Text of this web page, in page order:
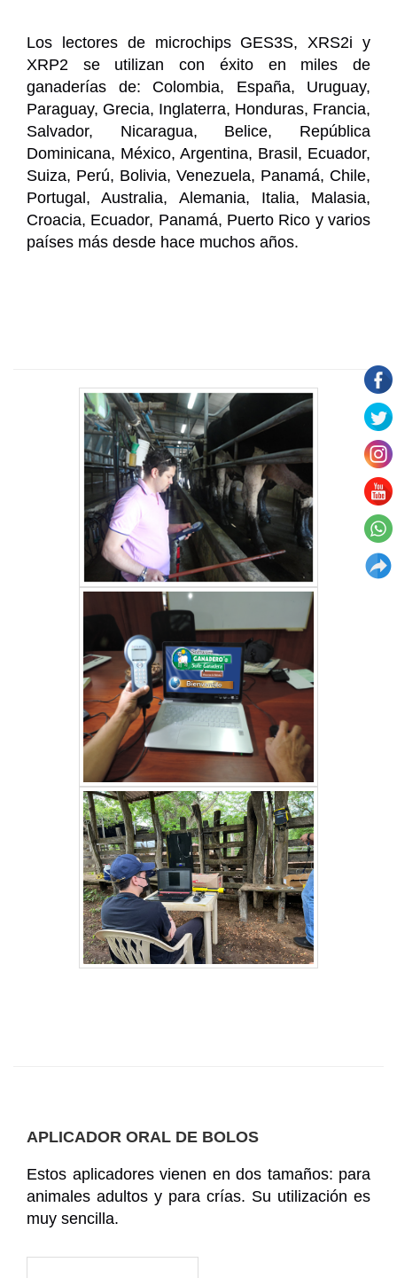
Los lectores de microchips GES3S, XRS2i y
XRP2 se utilizan con éxito en miles de
ganaderías de: Colombia, España, Uruguay,
Paraguay, Grecia, Inglaterra, Honduras, Francia,
Salvador, Nicaragua, Belice, República
Dominicana, México, Argentina, Brasil, Ecuador,
Suiza, Perú, Bolivia, Venezuela, Panamá, Chile,
Portugal, Australia, Alemania, Italia, Malasia,
Croacia, Ecuador, Panamá, Puerto Rico y varios
países más desde hace muchos años.
APLICADOR ORAL DE BOLOS
Estos aplicadores vienen en dos tamaños: para
animales adultos y para crías. Su utilización es
muy sencilla.